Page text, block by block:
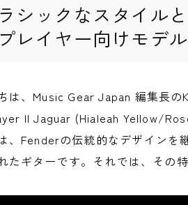
シックなスタイル
レイヤー向けモデル
は、Music Gear Japan 編集長
II Jaguar (Hialeah Yellow/
、Fenderの伝統的なデザインを
たギターです。それでは、その